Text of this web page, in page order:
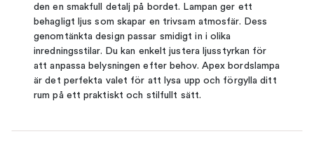
den en smakfull detalj på bordet. Lampan ger ett
behagligt ljus som skapar en trivsam atmosfär. Dess
genomtänkta design passar smidigt in i olika
inredningsstilar. Du kan enkelt justera ljusstyrkan för
att anpassa belysningen efter behov. Apex bordslampa
är det perfekta valet för att lysa upp och förgylla ditt
rum på ett praktiskt och stilfullt sätt.